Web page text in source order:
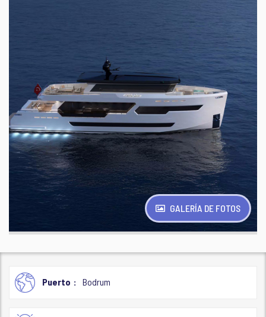
GALERÍA DE FOTOS
Puerto Bodrum